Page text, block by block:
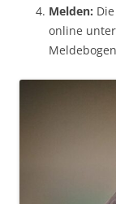
Melden:
online unter